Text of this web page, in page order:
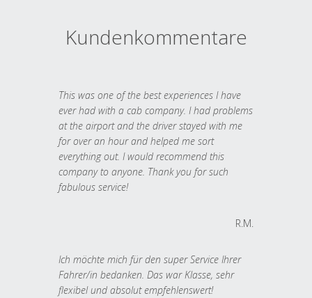
Kundenkommentare
This was one of the best experiences I have
ever had with a cab company. I had problems
at the airport and the driver stayed with me
for over an hour and helped me sort
everything out. I would recommend this
company to anyone. Thank you for such
fabulous service!
R.M.
Ich möchte mich für den super Service Ihrer
Fahrer/in bedanken. Das war Klasse, sehr
flexibel und absolut empfehlenswert!